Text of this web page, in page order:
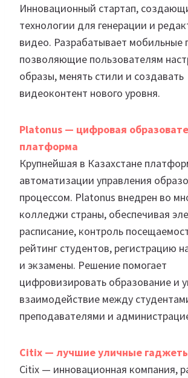
Инновационный стартап,
технологии для генерации и
видео. Разрабатывает мобильные
позволяющие пользователям
образы, менять стили и создавать
видеоконтент нового уровня.
Platonus — цифровая
платформа
Крупнейшая в Казахстане
автоматизации управления
процессом. Platonus внедрен во
колледжи страны, обеспечивая
расписание, контроль
рейтинг студентов, регистрацию
и экзамены. Решение помогает
цифровизировать образование и
взаимодействие между
преподавателями и
Citix — лучшие уличные
Citix — инновационная компания,